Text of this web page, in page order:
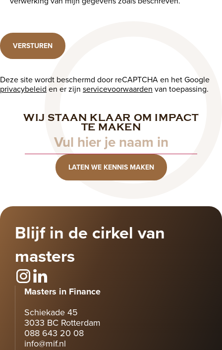
VERSTUREN
Deze site wordt beschermd door reCAPTCHA en het Google
privacybeleid en er zijn servicevoorwaarden van toepassing.
WIJ STAAN KLAAR OM IMPACT
TE MAKEN
Naam
LATEN WE KENNIS MAKEN
Blijf in de cirkel van
masters
Masters in Finance
Schiekade 45
3033 BC Rotterdam
088 643 20 08
info@mif.nl